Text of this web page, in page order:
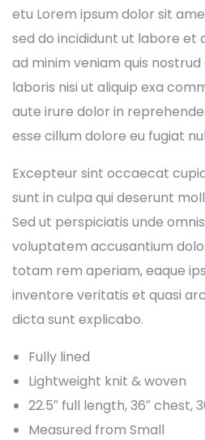
etu Lorem ipsum dolor sit
sed do incididunt ut labore et
ad minim veniam quis
laboris nisi ut aliquip exa
aute irure dolor in
esse cillum dolore eu fugiat
Excepteur sint occaecat
sunt in culpa qui deserunt
Sed ut perspiciatis unde
voluptatem accusantium
totam rem aperiam, eaque
inventore veritatis et quasi
dicta sunt explicabo.
Fully lined
Lightweight knit & woven
22.5″ full length, 36″ chest,
Measured from Small